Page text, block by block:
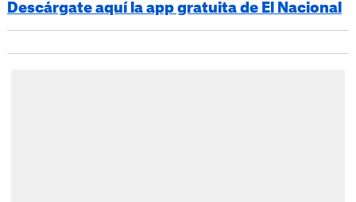
Descárgate aquí la app gratuita de El Nacional